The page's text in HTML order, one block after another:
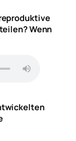
Wenn